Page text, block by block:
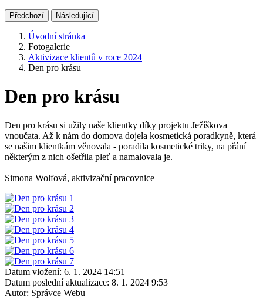
Předchozí Následující
Úvodní stránka
Fotogalerie
Aktivizace klientů v roce 2024
Den pro krásu
Den pro krásu
Den pro krásu si užily naše klientky díky projektu Ježíškova
vnoučata. Až k nám do domova dojela kosmetická poradkyně, která
se našim klientkám věnovala - poradila kosmetické triky, na přání
některým z nich ošetřila pleť a namalovala je.
Simona Wolfová, aktivizační pracovnice
Datum vložení: 6. 1. 2024 14:51
Datum poslední aktualizace: 8. 1. 2024 9:53
Autor: Správce Webu